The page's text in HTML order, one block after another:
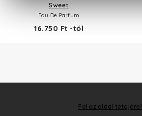
Sweet
Eau De Parfum
16.750 Ft -tól
Fel az oldal tetejére!